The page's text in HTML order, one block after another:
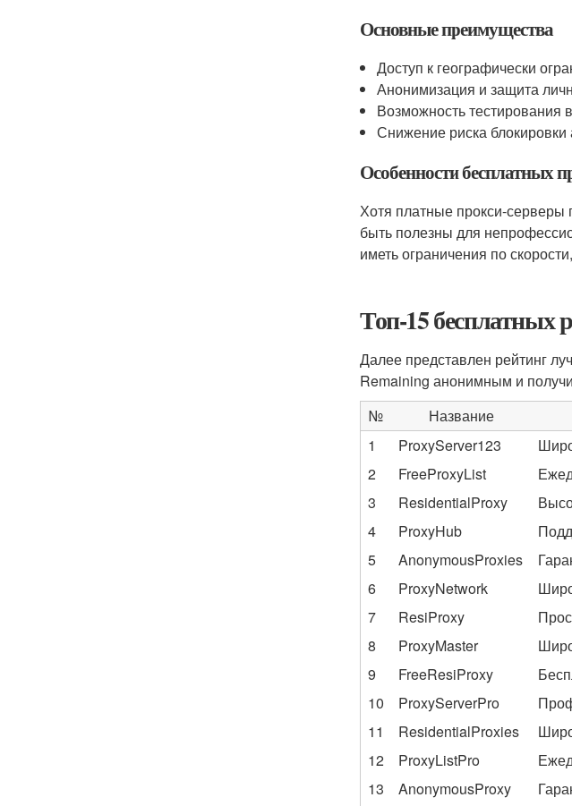
Основные преимущества
Доступ к географически
Анонимизация и защита
Возможность тестирования
Снижение риска
Особенности бесплатных
Хотя платные прокси-серверы
быть полезны для
иметь ограничения по
Топ-15 бесплатных
Далее представлен рейтинг
Remaining анонимным и
№
Название
1
ProxyServer123
2
FreeProxyList
3
ResidentialProxy
4
ProxyHub
5
AnonymousProxies
6
ProxyNetwork
7
ResiProxy
8
ProxyMaster
9
FreeResiProxy
10
ProxyServerPro
11
ResidentialProxies
12
ProxyListPro
13
AnonymousProxy